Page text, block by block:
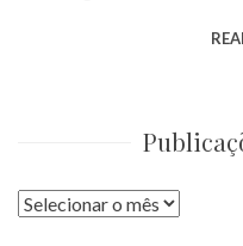
Publicações